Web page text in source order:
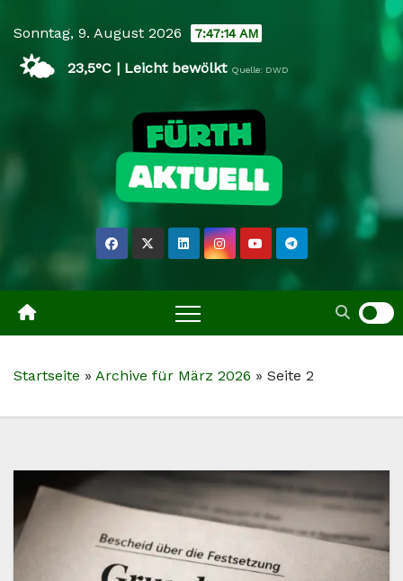
content
Sonntag, 9. August 2026 7:47:16 AM
🌤️ 23,5°C | Leicht bewölkt Quelle: DWD
Startseite » Archive für März 2026 » Seite 2